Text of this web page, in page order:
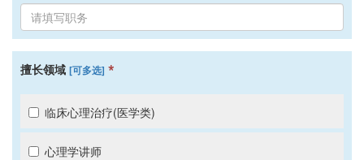
擅长领域 [可多选] *
临床心理治疗(医学类)
心理学讲师